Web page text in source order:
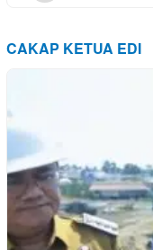
CAKAP KETUA EDI